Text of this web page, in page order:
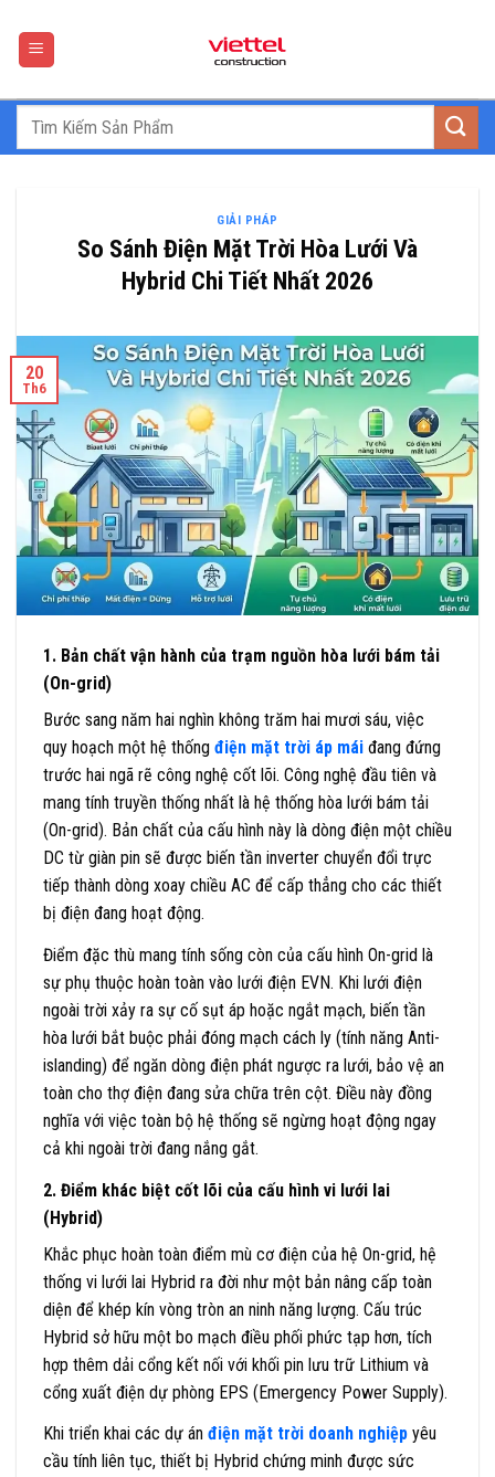
content
GIẢI PHÁP
So Sánh Điện Mặt Trời Hòa Lưới Và
Hybrid Chi Tiết Nhất 2026
20
Th6
1. Bản chất vận hành của trạm nguồn hòa lưới bám tải
(On-grid)
Bước sang năm hai nghìn không trăm hai mươi sáu, việc
quy hoạch một hệ thống điện mặt trời áp mái đang đứng
trước hai ngã rẽ công nghệ cốt lõi. Công nghệ đầu tiên và
mang tính truyền thống nhất là hệ thống hòa lưới bám tải
(On-grid). Bản chất của cấu hình này là dòng điện một chiều
DC từ giàn pin sẽ được biến tần inverter chuyển đổi trực
tiếp thành dòng xoay chiều AC để cấp thẳng cho các thiết
bị điện đang hoạt động.
Điểm đặc thù mang tính sống còn của cấu hình On-grid là
sự phụ thuộc hoàn toàn vào lưới điện EVN. Khi lưới điện
ngoài trời xảy ra sự cố sụt áp hoặc ngắt mạch, biến tần
hòa lưới bắt buộc phải đóng mạch cách ly (tính năng Anti-
islanding) để ngăn dòng điện phát ngược ra lưới, bảo vệ an
toàn cho thợ điện đang sửa chữa trên cột. Điều này đồng
nghĩa với việc toàn bộ hệ thống sẽ ngừng hoạt động ngay
cả khi ngoài trời đang nắng gắt.
2. Điểm khác biệt cốt lõi của cấu hình vi lưới lai
(Hybrid)
Khắc phục hoàn toàn điểm mù cơ điện của hệ On-grid, hệ
thống vi lưới lai Hybrid ra đời như một bản nâng cấp toàn
diện để khép kín vòng tròn an ninh năng lượng. Cấu trúc
Hybrid sở hữu một bo mạch điều phối phức tạp hơn, tích
hợp thêm dải cổng kết nối với khối pin lưu trữ Lithium và
cổng xuất điện dự phòng EPS (Emergency Power Supply).
Khi triển khai các dự án điện mặt trời doanh nghiệp yêu
cầu tính liên tục, thiết bị Hybrid chứng minh được sức